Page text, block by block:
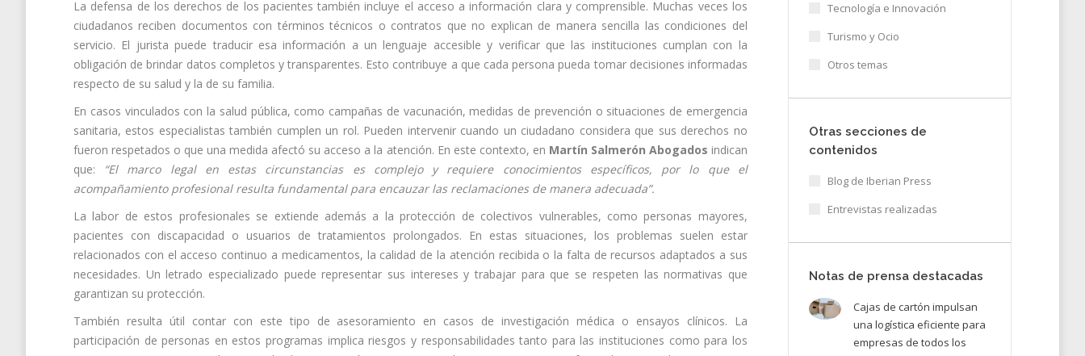
La defensa de los derechos de los pacientes también incluye el acceso a información clara y comprensible. Muchas veces los
ciudadanos reciben documentos con términos técnicos o contratos que no explican de manera sencilla las condiciones del
servicio. El jurista puede traducir esa información a un lenguaje accesible y verificar que las instituciones cumplan con la
obligación de brindar datos completos y transparentes. Esto contribuye a que cada persona pueda tomar decisiones informadas
respecto de su salud y la de su familia.
En casos vinculados con la salud pública, como campañas de vacunación, medidas de prevención o situaciones de emergencia
sanitaria, estos especialistas también cumplen un rol. Pueden intervenir cuando un ciudadano considera que sus derechos no
fueron respetados o que una medida afectó su acceso a la atención. En este contexto, en Martín Salmerón Abogados indican
que: “El marco legal en estas circunstancias es complejo y requiere conocimientos específicos, por lo que el
acompañamiento profesional resulta fundamental para encauzar las reclamaciones de manera adecuada”.
La labor de estos profesionales se extiende además a la protección de colectivos vulnerables, como personas mayores,
pacientes con discapacidad o usuarios de tratamientos prolongados. En estas situaciones, los problemas suelen estar
relacionados con el acceso continuo a medicamentos, la calidad de la atención recibida o la falta de recursos adaptados a sus
necesidades. Un letrado especializado puede representar sus intereses y trabajar para que se respeten las normativas que
garantizan su protección.
También resulta útil contar con este tipo de asesoramiento en casos de investigación médica o ensayos clínicos. La
participación de personas en estos programas implica riesgos y responsabilidades tanto para las instituciones como para los
Tecnología e Innovación
Turismo y Ocio
Otros temas
Otras secciones de
contenidos
Blog de Iberian Press
Entrevistas realizadas
Notas de prensa destacadas
Cajas de cartón impulsan
una logística eficiente para
empresas de todos los